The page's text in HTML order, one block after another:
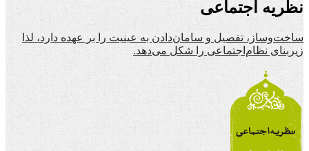
نظریه اجتماعی
ساخت‌وساز، تفصیل و سامان‌دادن به عینیت را بر عهده دارد، لذا
زیربنای نظام‌اجتماعی را شکل می‌دهد.